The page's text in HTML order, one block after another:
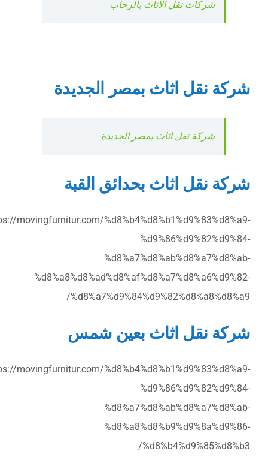
شركات نقل الاثاث بالرحاب
شركة نقل اثاث بمصر الجديدة
شركة نقل اثاث بمصر الجديدة
شركة نقل اثاث بحدائق القبة
movingfurnitur.com/%d8%b4%d8%b1%d9%83%d8%a9-
%d9%86%d9%82%d9%84-
%d8%a7%d8%ab%d8%a7%d8%ab-
%d8%a8%d8%ad%d8%af%d8%a7%d8%a6%d9%82-
%d8%a7%d9%84%d9%82%d8%a8%d8%a9/
شركة نقل اثاث بعين شمس
movingfurnitur.com/%d8%b4%d8%b1%d9%83%d8%a9-
%d9%86%d9%82%d9%84-
%d8%a7%d8%ab%d8%a7%d8%ab-
%d8%a8%d8%b9%d9%8a%d9%86-
%d8%b4%d9%85%d8%b3/